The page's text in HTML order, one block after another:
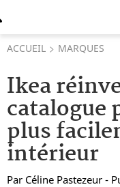
ACCUEIL MARQUES
Ikea
catalogue
plus
intérieur
Par Céline Pastezeur -